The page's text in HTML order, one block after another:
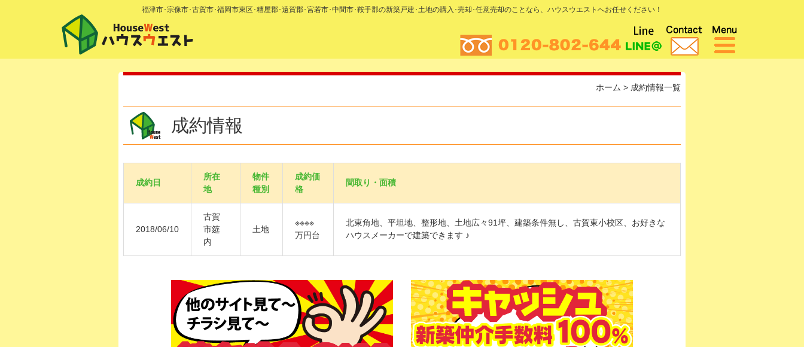
福津市･宗像市･古賀市･福岡市東区･糟屋郡･遠賀郡･宮若市･中間市･鞍手郡の新築戸建･土地の購入･売却･任意売却のことなら、ハウスウエストへお任せください！
ホーム > 成約情報一覧
成約情報
成約日
所在
地
物件
種別
成約価
格
間取り・面積
2018/06/10
古賀
市筵
内
土地
※※※※
万円台
北東角地、平坦地、整形地、土地広々91坪、建築条件無し、古賀東小校区、お好きな
ハウスメーカーで建築できます ♪